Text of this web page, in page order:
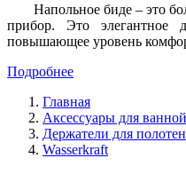
Напольное биде – это
прибор. Это элегантное
повышающее уровень
Подробнее
Главная
Аксессуары для
Держатели для
Wasserkraft